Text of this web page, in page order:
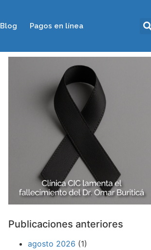
Blog Pagos en línea
Publicaciones anteriores
agosto 2026 (1)